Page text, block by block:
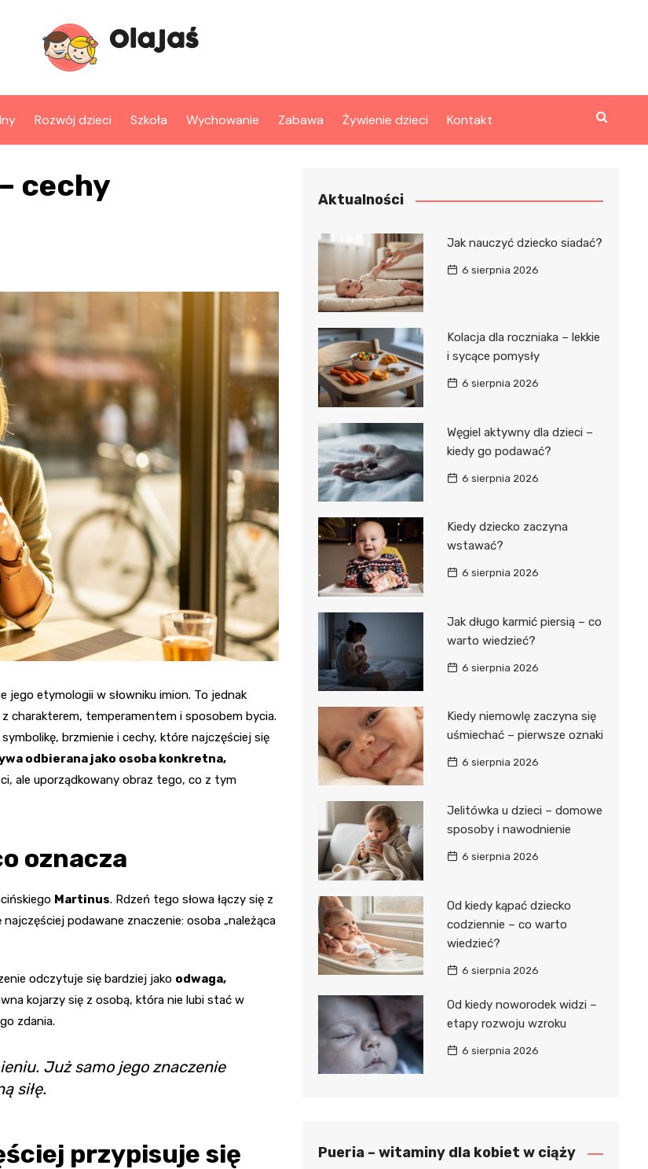
Rozwój dzieci Szkoła Wychowanie Zabawa Żywienie dzieci Kontakt
cechy
jego etymologii w słowniku imion. To jednak
charakterem, temperamentem i sposobem bycia.
brzmienie i cechy, które najczęściej się
odbierana jako osoba konkretna,
ale uporządkowany obraz tego, co z tym
oznacza
Martinus. Rdzeń tego słowa łączy się z
podawane znaczenie: osoba „należąca
odczytuje się bardziej jako odwaga,
kojarzy się z osobą, która nie lubi stać w
zdania.
Już samo jego znaczenie
siłę.
przypisuje się
Aktualności
Jak nauczyć dziecko siadać?
6 sierpnia 2026
Kolacja dla roczniaka – lekkie
i sycące pomysły
6 sierpnia 2026
Węgiel aktywny dla dzieci –
kiedy go podawać?
6 sierpnia 2026
Kiedy dziecko zaczyna
wstawać?
6 sierpnia 2026
Jak długo karmić piersią – co
warto wiedzieć?
6 sierpnia 2026
Kiedy niemowlę zaczyna się
uśmiechać – pierwsze oznaki
6 sierpnia 2026
Jelitówka u dzieci – domowe
sposoby i nawodnienie
6 sierpnia 2026
Od kiedy kąpać dziecko
codziennie – co warto
wiedzieć?
6 sierpnia 2026
Od kiedy noworodek widzi –
etapy rozwoju wzroku
6 sierpnia 2026
Pueria – witaminy dla kobiet w ciąży